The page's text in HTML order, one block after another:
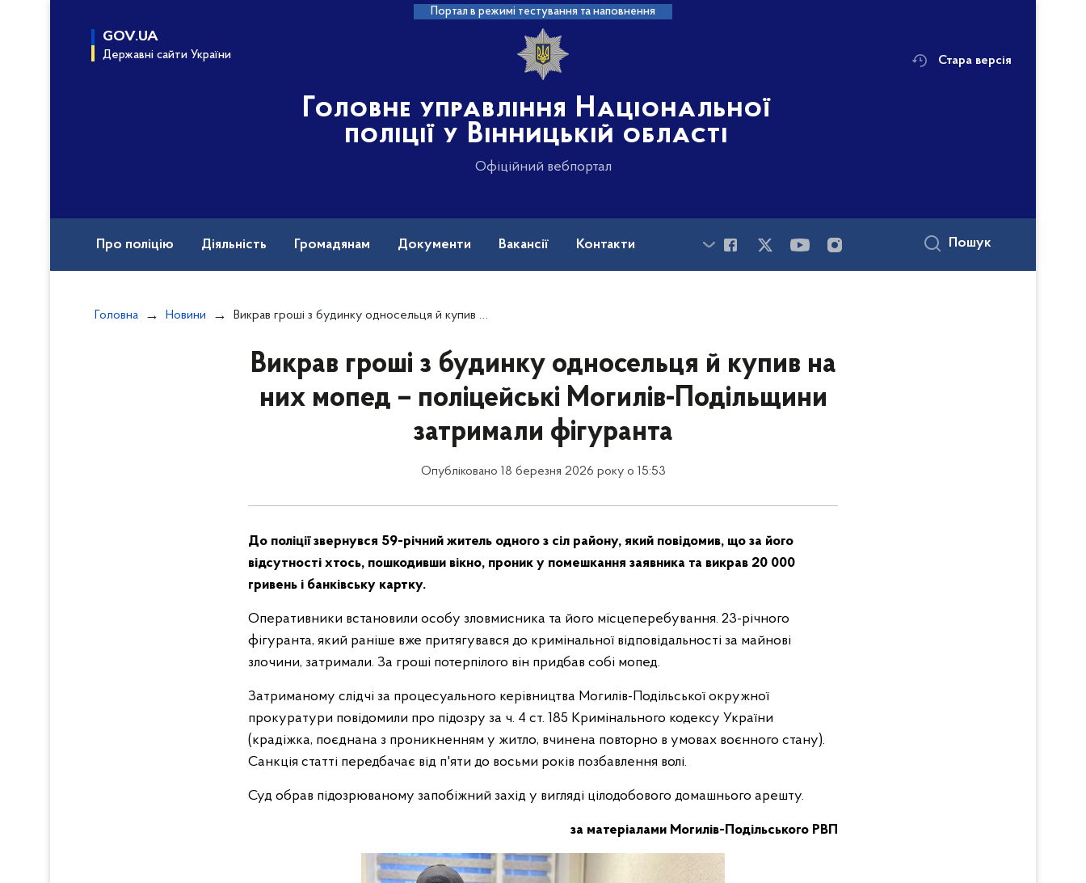
Портал в режимі тестування та наповнення
GOV.UA
Державні сайти України
Головне управління Національної
поліції у Вінницькій області
Офіційний вебпортал
Стара версія
Про поліцію Діяльність Громадянам Документи Вакансії Контакти Пошук
Головна Новини Викрав гроші з будинку односельця й купив на них мопед – поліцейські Могилів-Подільщини затримали фігуранта
Викрав гроші з будинку односельця й купив на
них мопед – поліцейські Могилів-Подільщини
затримали фігуранта
Опубліковано 18 березня 2026 року о 15:53
До поліції звернувся 59-річний житель одного з сіл району, який повідомив, що за його
відсутності хтось, пошкодивши вікно, проник у помешкання заявника та викрав 20 000
гривень і банківську картку.
Оперативники встановили особу зловмисника та його місцеперебування. 23-річного
фігуранта, який раніше вже притягувався до кримінальної відповідальності за майнові
злочини, затримали. За гроші потерпілого він придбав собі мопед.
Затриманому слідчі за процесуального керівництва Могилів-Подільської окружної
прокуратури повідомили про підозру за ч. 4 ст. 185 Кримінального кодексу України
(крадіжка, поєднана з проникненням у житло, вчинена повторно в умовах воєнного стану).
Санкція статті передбачає від п'яти до восьми років позбавлення волі.
Суд обрав підозрюваному запобіжний захід у вигляді цілодобового домашнього арешту.
за матеріалами Могилів-Подільського РВП